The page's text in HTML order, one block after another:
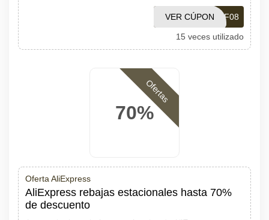
PDF08
VER CÚPON
15 veces utilizado
70%
Ofertas
Oferta AliExpress
AliExpress rebajas estacionales hasta 70%
de descuento